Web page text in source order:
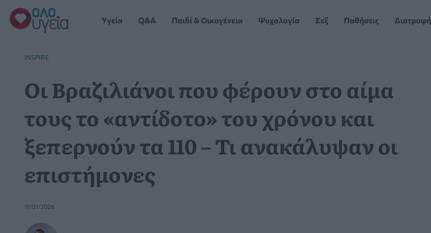
Μετάβαση
στο
περιεχόμενο
Yγεία Q&A Παιδί & Οικογένεια Ψυχολογία Σεξ Παθήσεις Διατροφή
INSPIRE
Οι Βραζιλιάνοι που φέρουν στο αίμα
τους το «αντίδοτο» του χρόνου και
ξεπερνούν τα 110 – Τι ανακάλυψαν οι
επιστήμονες
11/01/2026